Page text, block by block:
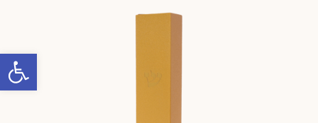
פתח סרגל נגישות